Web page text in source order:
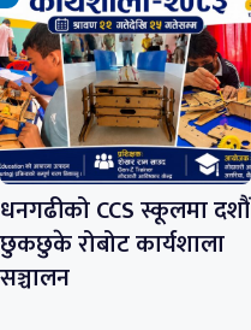
धनगढीको CCS स्कूलमा दशौं
छुकछुके रोबोट कार्यशाला
सञ्चालन